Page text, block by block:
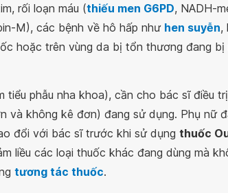
rối loạn máu (thiếu men G6PD, NADH-
M), các bệnh về hô hấp như hen suyễn,
hoặc trên vùng da bị tổn thương đang bị
tiểu phẫu nha khoa), cần cho bác sĩ điều
không kê đơn) đang sử dụng. Phụ nữ
đổi với bác sĩ trước khi sử dụng thuốc
liều các loại thuốc khác đang dùng mà
tương tác thuốc.